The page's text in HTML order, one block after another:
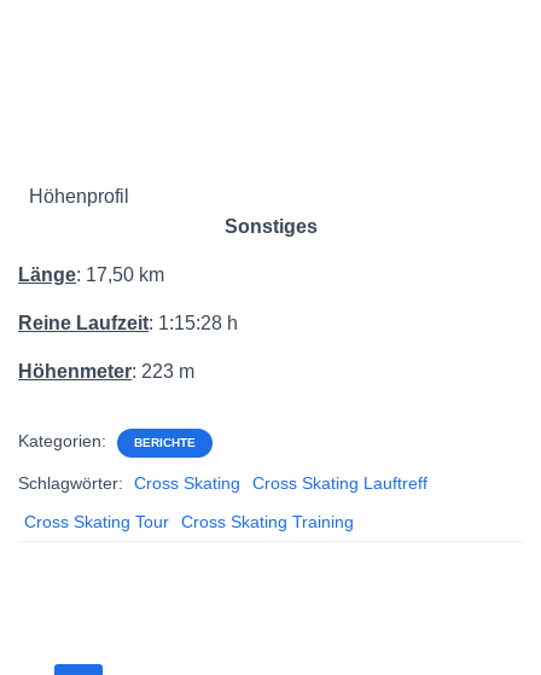
Höhenprofil
Sonstiges
Länge: 17,50 km
Reine Laufzeit: 1:15:28 h
Höhenmeter: 223 m
Kategorien: BERICHTE
Schlagwörter: Cross Skating
Cross Skating Lauftreff
Cross Skating Tour
Cross Skating Training